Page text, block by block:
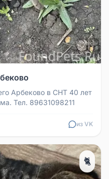
Арбеково в СНТ 40 лет
Тел. 89631098211
из VK
🐈